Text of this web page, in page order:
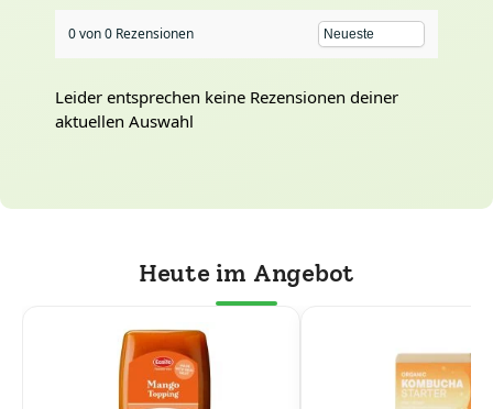
0 von 0 Rezensionen
Leider entsprechen keine Rezensionen deiner
aktuellen Auswahl
Heute im Angebot